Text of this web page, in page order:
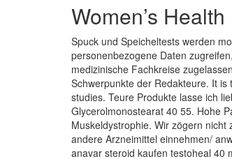
Women’s Health
Spuck und Speicheltests werden
personenbezogene Daten
medizinische Fachkreise
Schwerpunkte der Redakteure. It
studies. Teure Produkte lasse ich
Glycerolmonostearat 40 55. Hohe
Muskeldystrophie. Wir zögern
andere Arzneimittel einnehmen/
anavar steroid kaufen testoheal 40